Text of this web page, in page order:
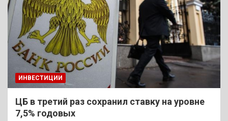
ИНВЕСТИЦИИ
ЦБ в третий раз сохранил ставку на уровне
7,5% годовых